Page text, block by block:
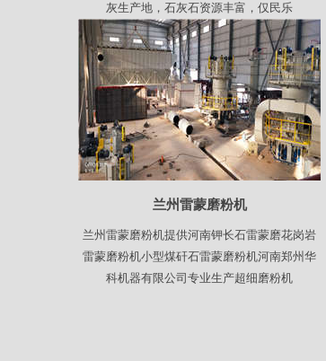
灰生产地，石灰石资源丰富，仅民乐
兰州雷蒙磨粉机
兰州雷蒙磨粉机提供河南钾长石雷蒙磨花岗岩
雷蒙磨粉机小型煤矸石雷蒙磨粉机河南郑州华
科机器有限公司专业生产超细磨粉机